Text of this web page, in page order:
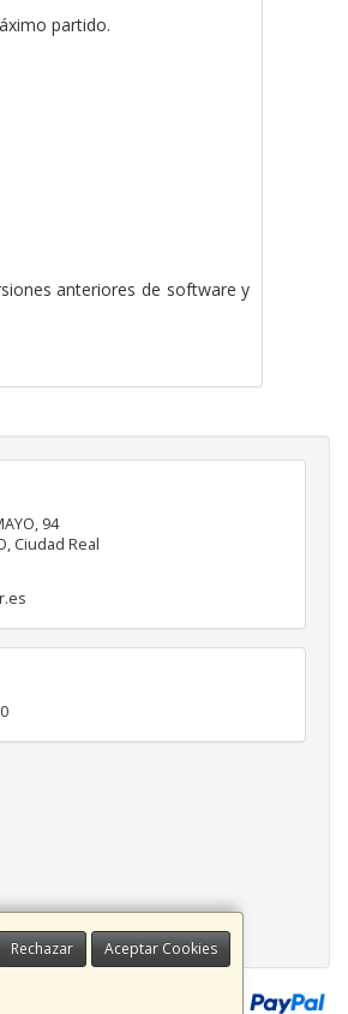
partido.
anteriores de software y
Rechazar Aceptar Cookies
94
, Ciudad Real